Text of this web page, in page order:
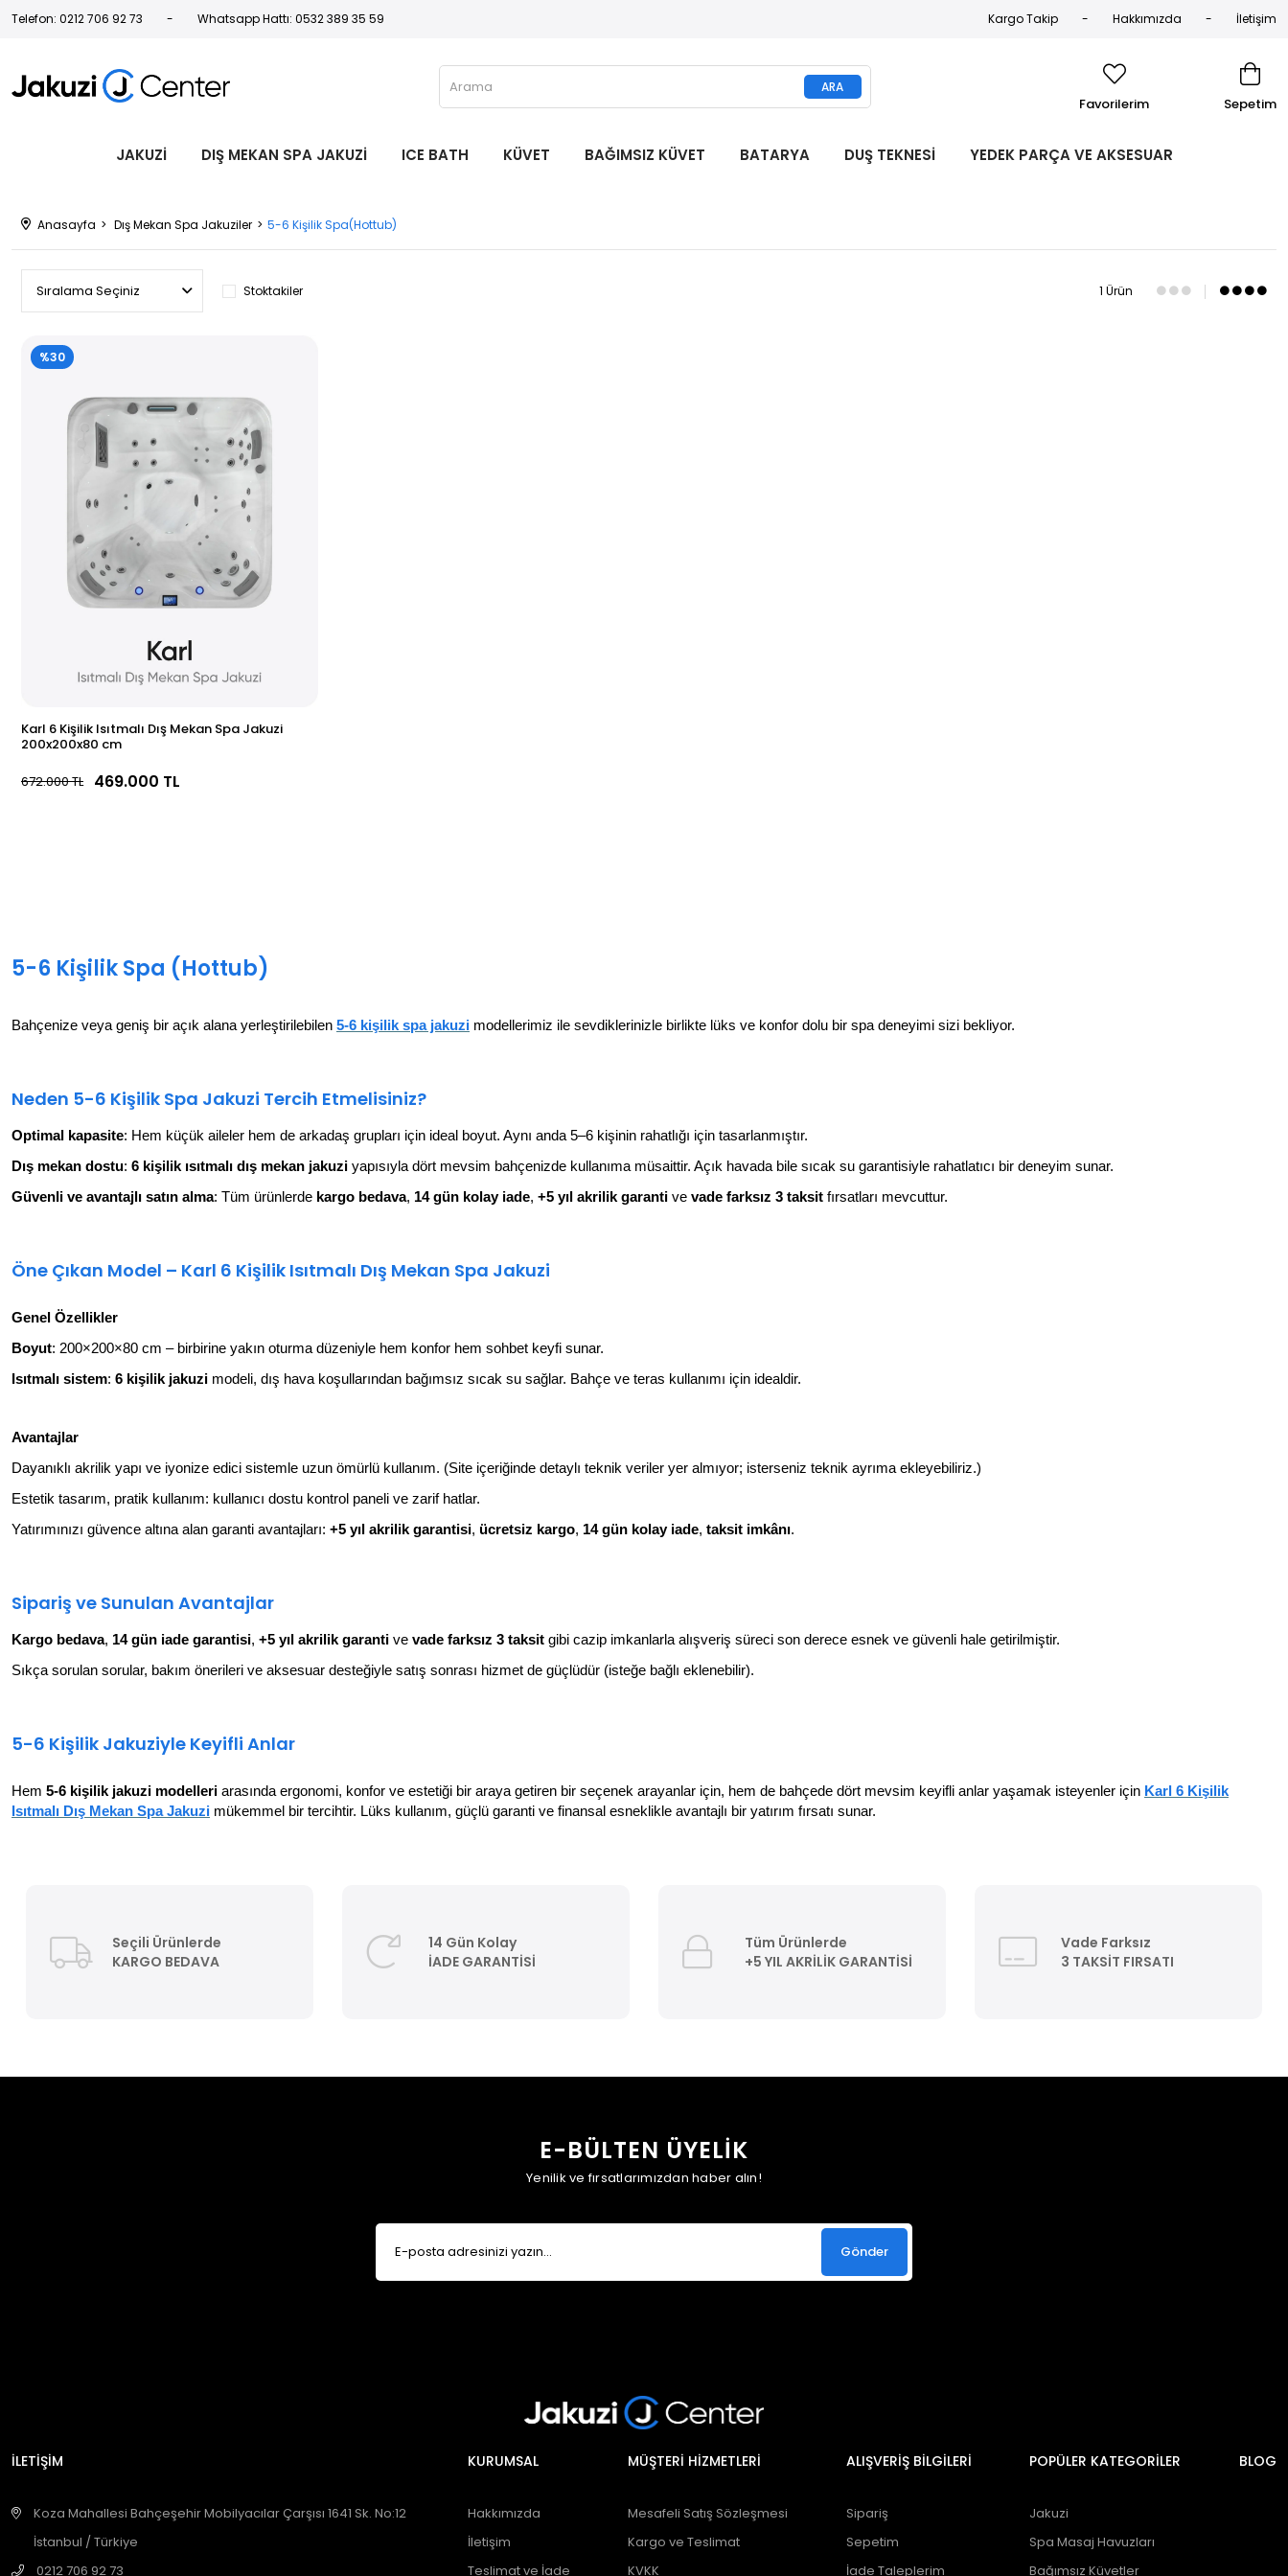
Telefon: 0212 706 92 73 Whatsapp Hattı: 0532 389 35 59 Kargo Takip Hakkımızda İletişim
Sepetim
Favorilerim
JAKUZİ DIŞ MEKAN SPA JAKUZİ ICE BATH KÜVET BAĞIMSIZ KÜVET BATARYA DUŞ TEKNESİ YEDEK PARÇA VE AKSESUAR
Anasayfa Dış Mekan Spa Jakuziler 5-6 Kişilik Spa(Hottub)
Stoktakiler 1 Ürün
Karl 6 Kişilik Isıtmalı Dış Mekan Spa Jakuzi
200x200x80 cm
469.000 TL
672.000 TL
%30
5-6 Kişilik Spa (Hottub)
Bahçenize veya geniş bir açık alana yerleştirilebilen 5-6 kişilik spa jakuzi modellerimiz ile sevdiklerinizle birlikte lüks ve konfor dolu bir spa deneyimi sizi bekliyor.
Neden 5-6 Kişilik Spa Jakuzi Tercih Etmelisiniz?
Optimal kapasite: Hem küçük aileler hem de arkadaş grupları için ideal boyut. Aynı anda 5–6 kişinin rahatlığı için tasarlanmıştır.
Dış mekan dostu: 6 kişilik ısıtmalı dış mekan jakuzi yapısıyla dört mevsim bahçenizde kullanıma müsaittir. Açık havada bile sıcak su garantisiyle rahatlatıcı bir deneyim sunar.
Güvenli ve avantajlı satın alma: Tüm ürünlerde kargo bedava, 14 gün kolay iade, +5 yıl akrilik garanti ve vade farksız 3 taksit fırsatları mevcuttur.
Öne Çıkan Model – Karl 6 Kişilik Isıtmalı Dış Mekan Spa Jakuzi
Genel Özellikler
Boyut: 200×200×80 cm – birbirine yakın oturma düzeniyle hem konfor hem sohbet keyfi sunar.
Isıtmalı sistem: 6 kişilik jakuzi modeli, dış hava koşullarından bağımsız sıcak su sağlar. Bahçe ve teras kullanımı için idealdir.
Avantajlar
Dayanıklı akrilik yapı ve iyonize edici sistemle uzun ömürlü kullanım. (Site içeriğinde detaylı teknik veriler yer almıyor; isterseniz teknik ayrıma ekleyebiliriz.)
Estetik tasarım, pratik kullanım: kullanıcı dostu kontrol paneli ve zarif hatlar.
Yatırımınızı güvence altına alan garanti avantajları: +5 yıl akrilik garantisi, ücretsiz kargo, 14 gün kolay iade, taksit imkânı.
Sipariş ve Sunulan Avantajlar
Kargo bedava, 14 gün iade garantisi, +5 yıl akrilik garanti ve vade farksız 3 taksit gibi cazip imkanlarla alışveriş süreci son derece esnek ve güvenli hale getirilmiştir.
Sıkça sorulan sorular, bakım önerileri ve aksesuar desteğiyle satış sonrası hizmet de güçlüdür (isteğe bağlı eklenebilir).
5-6 Kişilik Jakuziyle Keyifli Anlar
Hem 5-6 kişilik jakuzi modelleri arasında ergonomi, konfor ve estetiği bir araya getiren bir seçenek arayanlar için, hem de bahçede dört mevsim keyifli anlar yaşamak isteyenler için Karl 6 Kişilik
Isıtmalı Dış Mekan Spa Jakuzi mükemmel bir tercihtir. Lüks kullanım, güçlü garanti ve finansal esneklikle avantajlı bir yatırım fırsatı sunar.
Seçili Ürünlerde
KARGO BEDAVA
14 Gün Kolay
İADE GARANTİSİ
Tüm Ürünlerde
+5 YIL AKRİLİK GARANTİSİ
Vade Farksız
3 TAKSİT FIRSATI
E-BÜLTEN ÜYELİK
Yenilik ve fırsatlarımızdan haber alın!
Gönder
İLETİŞİM
Koza Mahallesi Bahçeşehir Mobilyacılar Çarşısı 1641 Sk. No:12
İstanbul / Türkiye
0212 706 92 73
KURUMSAL
Hakkımızda
İletişim
Teslimat ve İade
MÜŞTERİ HİZMETLERİ
Mesafeli Satış Sözleşmesi
Kargo ve Teslimat
KVKK
ALIŞVERİŞ BİLGİLERİ
Sipariş
Sepetim
İade Taleplerim
POPÜLER KATEGORİLER
Jakuzi
Spa Masaj Havuzları
Bağımsız Küvetler
BLOG